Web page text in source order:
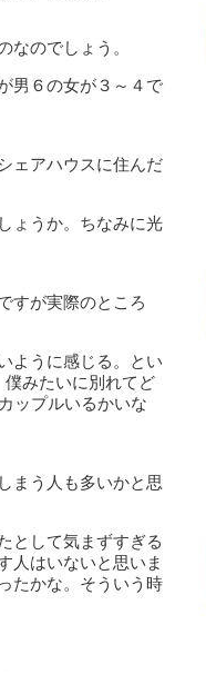
のでしょう。
男６の女が３～４で
ェアハウスに住んだ
ょうか。ちなみに光
すが実際のところ
ように感じる。とい
みたいに別れてど
ップルいるかいな
まう人も多いかと思
として気まずすぎる
人はいないと思いま
たかな。そういう時